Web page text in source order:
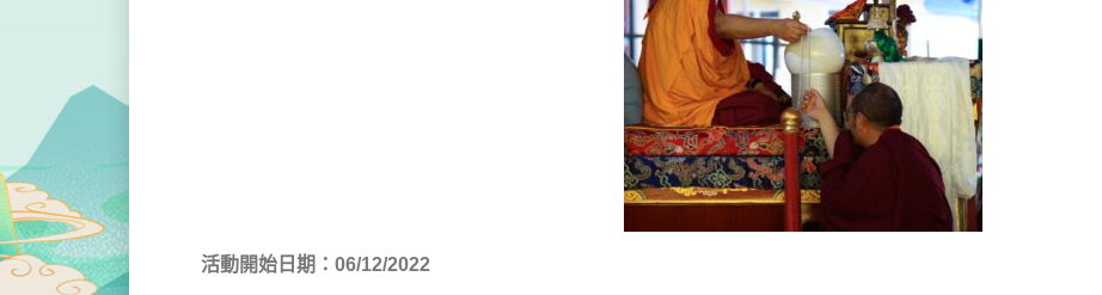
活動開始日期：06/12/2022